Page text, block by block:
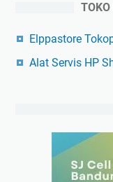
Elppastore
Alat Servis HP